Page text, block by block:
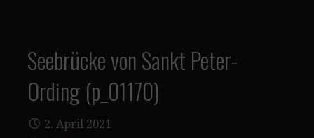
Seebrücke von Sankt Peter-
Ording (p_01170)
2. April 2021